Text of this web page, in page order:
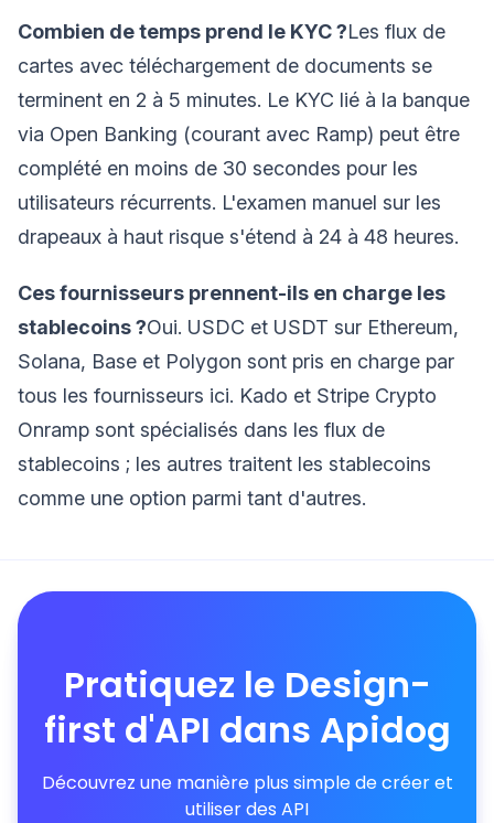
Combien de temps prend le KYC ?Les flux de
cartes avec téléchargement de documents se
terminent en 2 à 5 minutes. Le KYC lié à la banque
via Open Banking (courant avec Ramp) peut être
complété en moins de 30 secondes pour les
utilisateurs récurrents. L'examen manuel sur les
drapeaux à haut risque s'étend à 24 à 48 heures.
Ces fournisseurs prennent-ils en charge les
stablecoins ?Oui. USDC et USDT sur Ethereum,
Solana, Base et Polygon sont pris en charge par
tous les fournisseurs ici. Kado et Stripe Crypto
Onramp sont spécialisés dans les flux de
stablecoins ; les autres traitent les stablecoins
comme une option parmi tant d'autres.
Pratiquez le Design-
first d'API dans Apidog
Découvrez une manière plus simple de créer et
utiliser des API